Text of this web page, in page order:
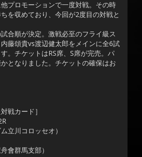
プロモーションで一度対戦。その時
を収めており、今回が2度目の対戦と
合順が決定。激戦必至のフライ級ス
藤頌貴vs渡辺健太郎をメインに全6試
。チケットはRS席、S席が完売。パ
となりました。チケットの確保はお
戦カード］
立川コロッセオ）
會群馬支部）